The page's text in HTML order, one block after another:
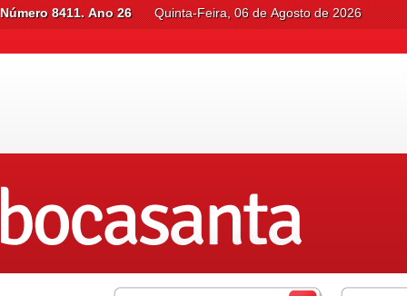
Número 8411. Ano 26 Quinta-Feira, 06 de Agosto de 2026